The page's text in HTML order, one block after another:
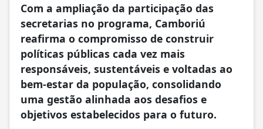
Com a ampliação da participação das
secretarias no programa, Camboriú
reafirma o compromisso de construir
políticas públicas cada vez mais
responsáveis, sustentáveis e voltadas ao
bem-estar da população, consolidando
uma gestão alinhada aos desafios e
objetivos estabelecidos para o futuro.